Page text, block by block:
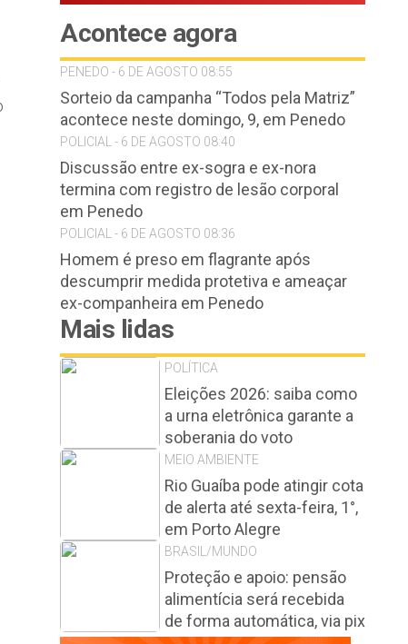
Acontece agora
PENEDO - 6 DE AGOSTO 08:55
Sorteio da campanha “Todos pela Matriz”
acontece neste domingo, 9, em Penedo
POLICIAL - 6 DE AGOSTO 08:40
Discussão entre ex-sogra e ex-nora
termina com registro de lesão corporal
em Penedo
POLICIAL - 6 DE AGOSTO 08:36
Homem é preso em flagrante após
descumprir medida protetiva e ameaçar
ex-companheira em Penedo
Mais lidas
POLÍTICA
Eleições 2026: saiba como
a urna eletrônica garante a
soberania do voto
MEIO AMBIENTE
Rio Guaíba pode atingir cota
de alerta até sexta-feira, 1°,
em Porto Alegre
BRASIL/MUNDO
Proteção e apoio: pensão
alimentícia será recebida
de forma automática, via pix